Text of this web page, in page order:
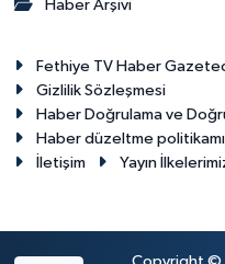
Haber Arşivi
Fethiye TV Haber
Gizlilik Sözleşmesi
Haber Doğrulama ve
Haber düzeltme
İletişim
Yayın